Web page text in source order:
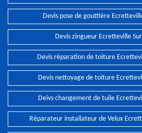
Devis pose de gouttière
Devis zingueur Ecretteville
Devis réparation de toiture
Devis nettoyage de toiture
Deivs changement de tuile
Réparateur installateur de Velux